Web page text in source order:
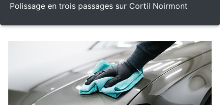
Polissage en trois passages sur Cortil Noirmont